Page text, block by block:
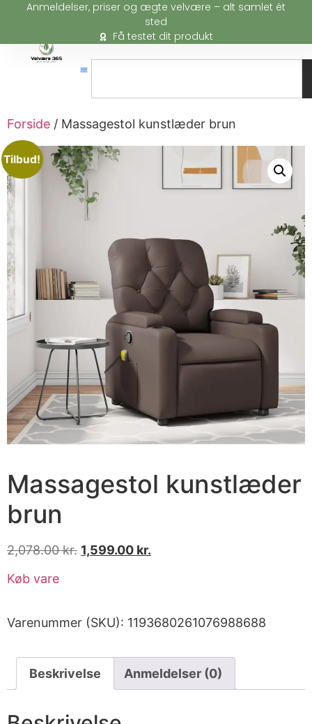
Anmeldelser, priser og ægte velvære – alt samlet ét
sted
Få testet dit produkt
Forside / Massagestol kunstlæder brun
Tilbud!
Massagestol kunstlæder
brun
2,078.00kr. 1,599.00 kr.
Køb vare
Varenummer (SKU): 1193680261076988688
Beskrivelse Anmeldelser (0)